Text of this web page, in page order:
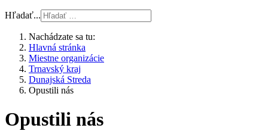
Hľadať...
Nachádzate sa tu:
Hlavná stránka
Miestne organizácie
Trnavský kraj
Dunajská Streda
Opustili nás
Opustili nás